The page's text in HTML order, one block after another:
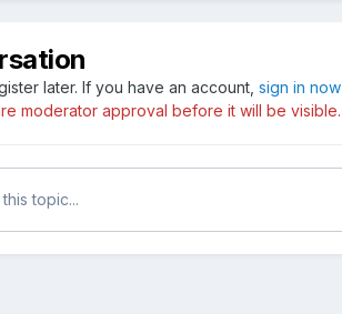
later. If you have an account, sign in now
moderator approval before it will be visible.
topic...